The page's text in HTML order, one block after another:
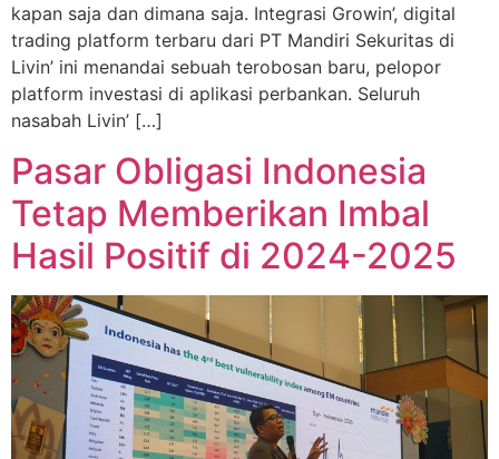
kapan saja dan dimana saja. Integrasi Growin’, digital
trading platform terbaru dari PT Mandiri Sekuritas di
Livin’ ini menandai sebuah terobosan baru, pelopor
platform investasi di aplikasi perbankan. Seluruh
nasabah Livin’ […]
Pasar Obligasi Indonesia
Tetap Memberikan Imbal
Hasil Positif di 2024-2025